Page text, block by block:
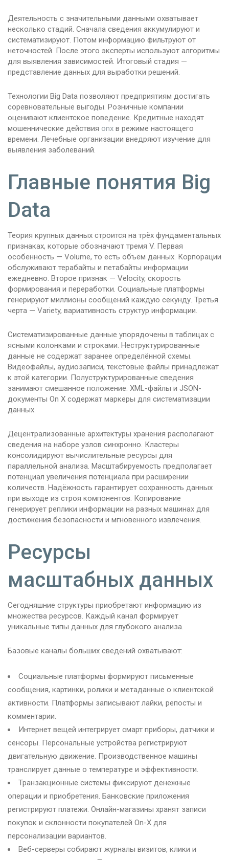
Деятельность с значительными данными охватывает
несколько стадий. Сначала сведения аккумулируют и
систематизируют. Потом информацию фильтруют от
неточностей. После этого эксперты используют алгоритмы
для выявления зависимостей. Итоговый стадия —
представление данных для выработки решений.
Технологии Big Data позволяют предприятиям достигать
соревновательные выгоды. Розничные компании
оценивают клиентское поведение. Кредитные находят
мошеннические действия onx в режиме настоящего
времени. Лечебные организации внедряют изучение для
выявления заболеваний.
Главные понятия Big
Data
Теория крупных данных строится на трёх фундаментальных
признаках, которые обозначают тремя V. Первая
особенность — Volume, то есть объём данных. Корпорации
обслуживают терабайты и петабайты информации
ежедневно. Второе признак — Velocity, скорость
формирования и переработки. Социальные платформы
генерируют миллионы сообщений каждую секунду. Третья
черта — Variety, вариативность структур информации.
Систематизированные данные упорядочены в таблицах с
ясными колонками и строками. Неструктурированные
данные не содержат заранее определённой схемы.
Видеофайлы, аудиозаписи, текстовые файлы принадлежат
к этой категории. Полуструктурированные сведения
занимают смешанное положение. XML-файлы и JSON-
документы On X содержат маркеры для систематизации
данных.
Децентрализованные архитектуры хранения располагают
сведения на наборе узлов синхронно. Кластеры
консолидируют вычислительные ресурсы для
параллельной анализа. Масштабируемость предполагает
потенциал увеличения потенциала при расширении
количеств. Надёжность гарантирует сохранность данных
при выходе из строя компонентов. Копирование
генерирует реплики информации на разных машинах для
достижения безопасности и мгновенного извлечения.
Ресурсы
масштабных данных
Сегодняшние структуры приобретают информацию из
множества ресурсов. Каждый канал формирует
уникальные типы данных для глубокого анализа.
Базовые каналы больших сведений охватывают:
Социальные платформы формируют письменные
сообщения, картинки, ролики и метаданные о клиентской
активности. Платформы записывают лайки, репосты и
комментарии.
Интернет вещей интегрирует смарт приборы, датчики и
сенсоры. Персональные устройства регистрируют
двигательную движение. Производственное машины
транслирует данные о температуре и эффективности.
Транзакционные системы фиксируют денежные
операции и приобретения. Банковские приложения
регистрируют платежи. Онлайн-магазины хранят записи
покупок и склонности покупателей On-X для
персонализации вариантов.
Веб-серверы собирают журналы визитов, клики и